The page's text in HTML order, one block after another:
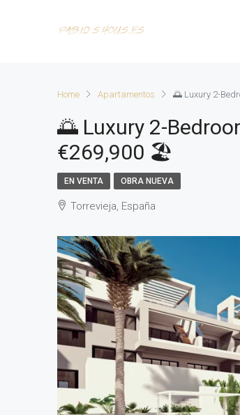
Home Apartamentos 🌅 Luxury 2-
🌅 Luxury 2-
€269,900 🏖️
EN VENTA OBRA NUEVA
Torrevieja, España